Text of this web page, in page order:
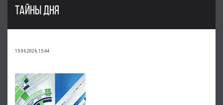
ТАЙНЫ ДНЯ
15.06.2026, 15:44